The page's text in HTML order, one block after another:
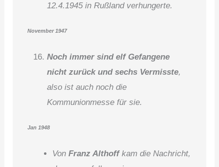
12.4.1945 in Rußland verhungerte.
November 1947
Noch immer sind elf Gefangene
nicht zurück und sechs Vermisste,
also ist auch noch die
Kommunionmesse für sie.
Jan 1948
VonFranz Althoffkam die Nachricht,